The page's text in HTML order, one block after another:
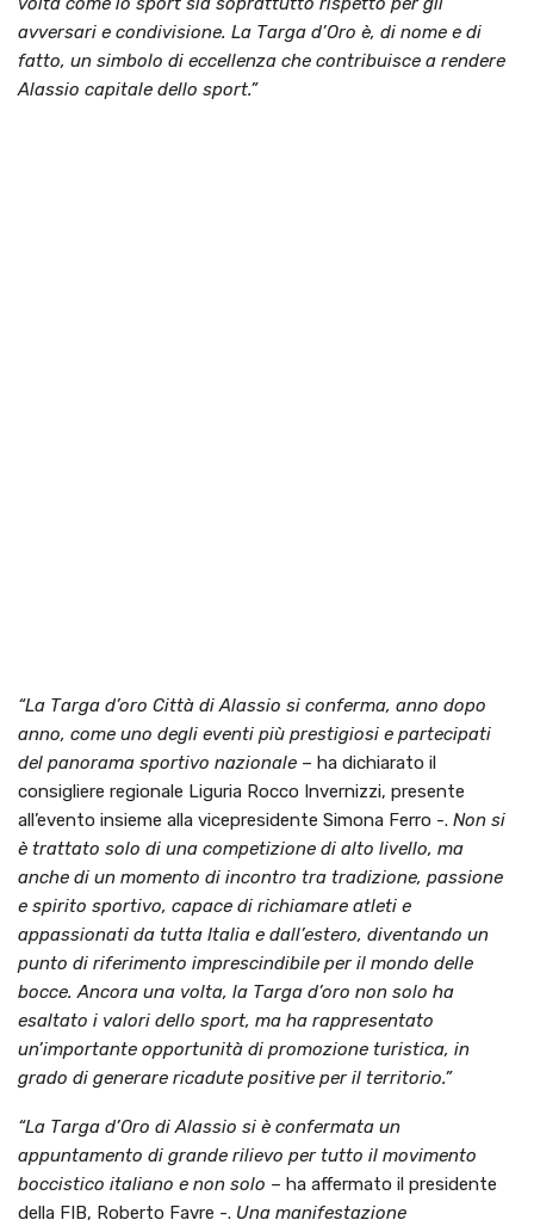
avversari e condivisione. La Targa d’Oro è, di nome e di
fatto, un simbolo di eccellenza che contribuisce a rendere
Alassio capitale dello sport.”
“La Targa d’oro Città di Alassio si conferma, anno dopo
anno, come uno degli eventi più prestigiosi e partecipati
del panorama sportivo nazionale – ha dichiarato il
consigliere regionale Liguria Rocco Invernizzi, presente
all’evento insieme alla vicepresidente Simona Ferro -. Non si
è trattato solo di una competizione di alto livello, ma
anche di un momento di incontro tra tradizione, passione
e spirito sportivo, capace di richiamare atleti e
appassionati da tutta Italia e dall’estero, diventando un
punto di riferimento imprescindibile per il mondo delle
bocce. Ancora una volta, la Targa d’oro non solo ha
esaltato i valori dello sport, ma ha rappresentato
un’importante opportunità di promozione turistica, in
grado di generare ricadute positive per il territorio.”
“La Targa d’Oro di Alassio si è confermata un
appuntamento di grande rilievo per tutto il movimento
boccistico italiano e non solo – ha affermato il presidente
della FIB, Roberto Favre -. Una manifestazione